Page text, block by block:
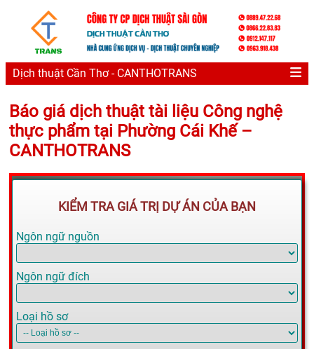
Dịch thuật Cần Thơ - CANTHOTRANS
Báo giá dịch thuật tài liệu Công nghệ
thực phẩm tại Phường Cái Khế –
CANTHOTRANS
KIỂM TRA GIÁ TRỊ DỰ ÁN CỦA BẠN
Ngôn ngữ nguồn
Ngôn ngữ đích
Loại hồ sơ